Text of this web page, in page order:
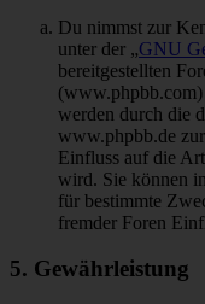
Du nimmst zur
unter der „GNU
bereitgestellten
(www.phpbb.com)
werden durch die
www.phpbb.de
Einfluss auf die
wird. Sie können
für bestimmte
fremder Foren
5. Gewährleistung